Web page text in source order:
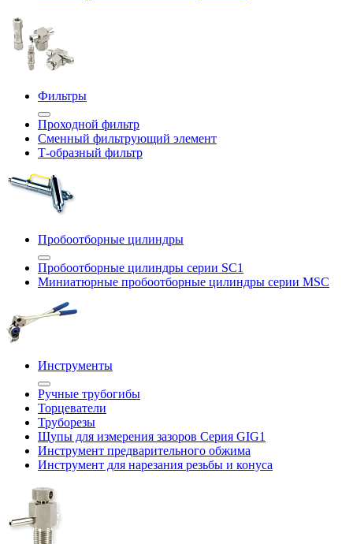
Фильтры
Проходной фильтр
Сменный фильтрующий элемент
Т-образный фильтр
Пробоотборные цилиндры
Пробоотборные цилиндры серии SC1
Миниатюрные пробоотборные цилиндры серии MSC
Инструменты
Ручные трубогибы
Торцеватели
Труборезы
Щупы для измерения зазоров Cерия GIG1
Инструмент предварительного обжима
Инструмент для нарезания резьбы и конуса